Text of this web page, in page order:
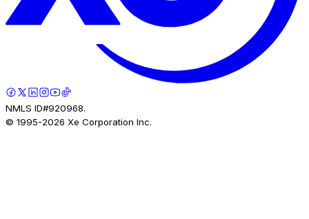
NMLS ID#920968.
© 1995-2026 Xe Corporation Inc.